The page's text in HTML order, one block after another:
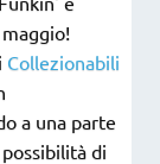
Collezionabili
a una parte
di